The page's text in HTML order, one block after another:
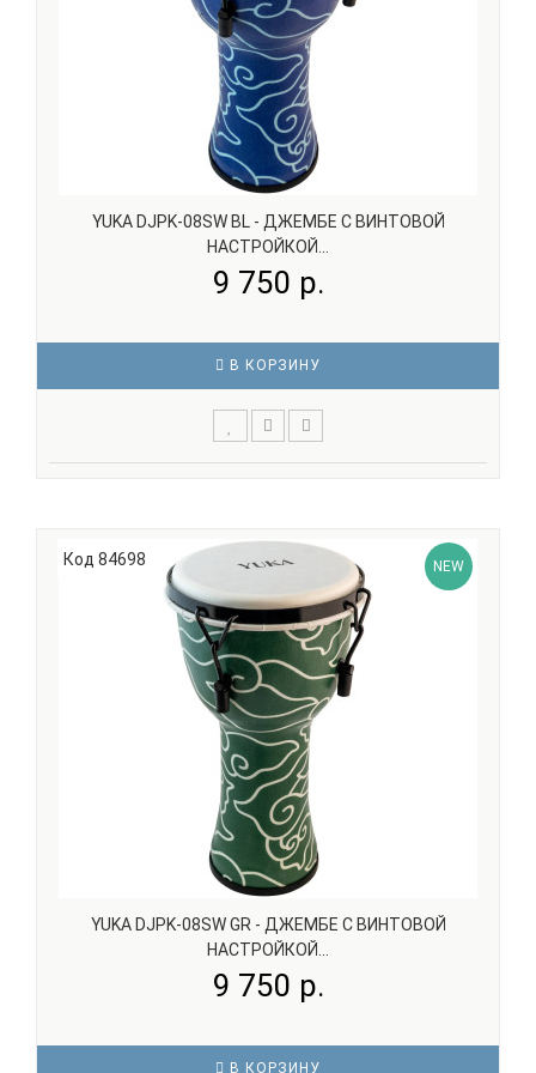
YUKA DJPK-08SW BL - ДЖЕМБЕ С ВИНТОВОЙ
НАСТРОЙКОЙ...
9 750 р.
В КОРЗИНУ
волокна (файберскин) обеспечивает стойкость к
климатическим изменениям и чистое, яркое
звучание. Подходи..
Код 84698 NEW
YUKA DJPK-08SW GR - ДЖЕМБЕ С ВИНТОВОЙ
НАСТРОЙКОЙ...
9 750 р.
В КОРЗИНУ